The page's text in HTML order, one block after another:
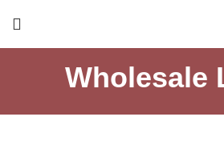
Wholesale
Направи профил и добиј на